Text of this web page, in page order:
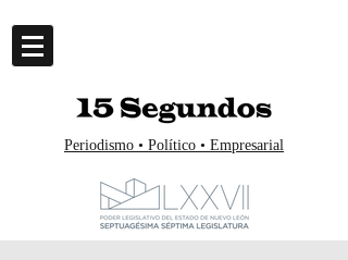
Periodismo • Político • Empresarial